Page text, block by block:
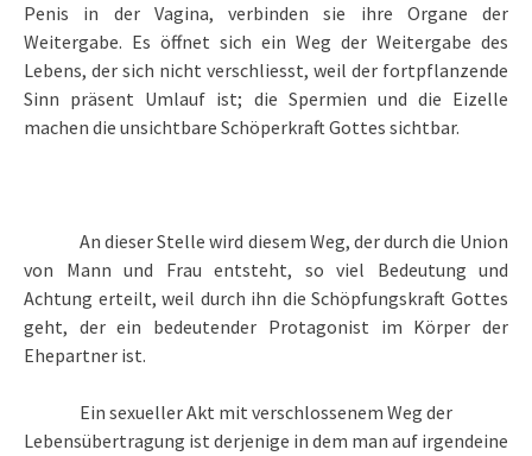
Penis in der Vagina, verbinden sie ihre Organe der
Weitergabe. Es öffnet sich ein Weg der Weitergabe des
Lebens, der sich nicht verschliesst, weil der fortpflanzende
Sinn präsent Umlauf ist; die Spermien und die Eizelle
machen die unsichtbare Schöperkraft Gottes sichtbar.
An dieser Stelle wird diesem Weg, der durch die Union
von Mann und Frau entsteht, so viel Bedeutung und
Achtung erteilt, weil durch ihn die Schöpfungskraft Gottes
geht, der ein bedeutender Protagonist im Körper der
Ehepartner ist.
Ein sexueller Akt mit verschlossenem Weg der
Lebensübertragung ist derjenige in dem man auf irgendeine